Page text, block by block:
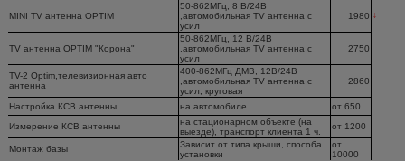
MINI TV антенна OPTIM
50-862МГц, 8 B/24В
,автомобильная TV антенна с
усил
1980 ↓
TV антенна OPTIM "Корона"
50-862МГц, 12 B/24В
,автомобильная TV антенна с
усил
2750
TV-2 Optim,телевизионная авто
антенна
400-862МГц ДМВ, 12B/24В
,автомобильная TV антенна с
усил, круговая
2860
Настройка КСВ антенны на автомобиле
oт 650
Измерение КСВ антенны
на стационарном объекте (на
выезде), транспорт клиента 1 ч.
от 1200
Монтаж базы
Зависит от типа крыши, способа
установки
от
10000